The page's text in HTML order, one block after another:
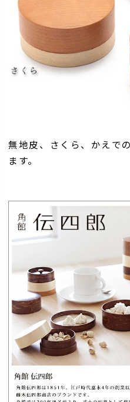
無地皮、さくら、かえで
ます。